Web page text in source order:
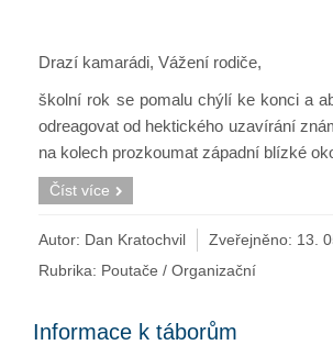
Drazí kamarádi, Vážení rodiče,
školní rok se pomalu chýlí ke konci a
odreagovat od hektického uzavírání
na kolech prozkoumat západní blízké
Číst více
Autor: Dan Kratochvil Zveřejněno: 13.
Rubrika: Poutače / Organizační
Informace k táborům